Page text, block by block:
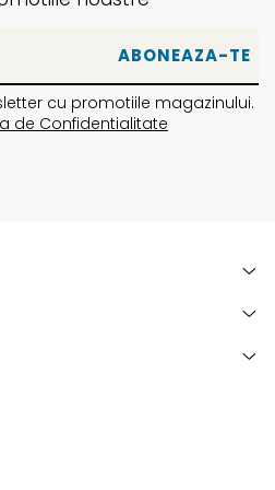
cu promotiile magazinului.
de Confidentialitate